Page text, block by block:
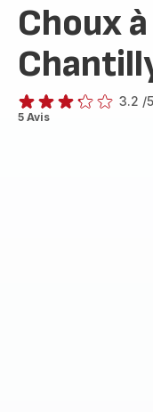
Choux
ratings.3.2
3.2 /5
5 Avis